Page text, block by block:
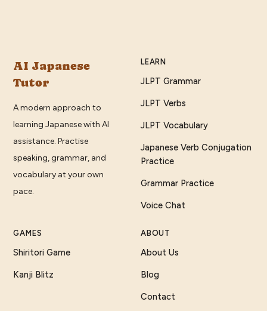
AI Japanese
Tutor
A modern approach to
learning Japanese with AI
assistance. Practise
speaking, grammar, and
vocabulary at your own
pace.
LEARN
JLPT Grammar
JLPT Verbs
JLPT Vocabulary
Japanese Verb Conjugation
Practice
Grammar Practice
Voice Chat
GAMES
Shiritori Game
Kanji Blitz
ABOUT
About Us
Blog
Contact